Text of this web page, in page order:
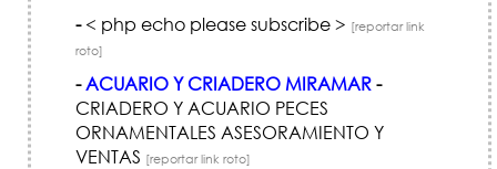
-< php echo please subscribe > [reportar link
roto]
-ACUARIO Y CRIADERO MIRAMAR-
CRIADERO Y ACUARIO PECES
ORNAMENTALES ASESORAMIENTO Y
VENTAS [reportar link roto]